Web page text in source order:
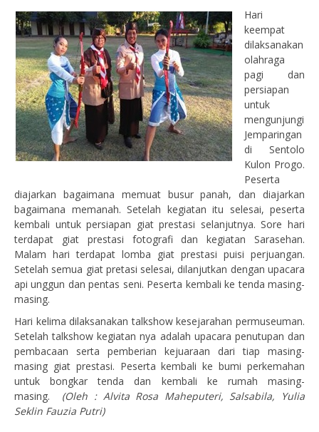
Hari
keempat
dilaksanakan
olahraga
pagi dan
persiapan
untuk
mengunjungi
Jemparingan
di Sentolo
Kulon Progo.
Peserta
diajarkan bagaimana memuat busur panah, dan diajarkan
bagaimana memanah. Setelah kegiatan itu selesai, peserta
kembali untuk persiapan giat prestasi selanjutnya. Sore hari
terdapat giat prestasi fotografi dan kegiatan Sarasehan.
Malam hari terdapat lomba giat prestasi puisi perjuangan.
Setelah semua giat pretasi selesai, dilanjutkan dengan upacara
api unggun dan pentas seni. Peserta kembali ke tenda masing-
masing.
Hari kelima dilaksanakan talkshow kesejarahan permuseuman.
Setelah talkshow kegiatan nya adalah upacara penutupan dan
pembacaan serta pemberian kejuaraan dari tiap masing-
masing giat prestasi. Peserta kembali ke bumi perkemahan
untuk bongkar tenda dan kembali ke rumah masing-
masing. (Oleh : Alvita Rosa Maheputeri, Salsabila, Yulia
Seklin Fauzia Putri)